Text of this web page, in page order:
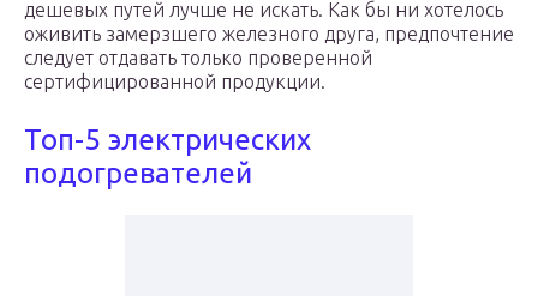
дешевых путей лучше не искать. Как бы ни хотелось
оживить замерзшего железного друга, предпочтение
следует отдавать только проверенной
сертифицированной продукции.
Топ-5 электрических
подогревателей